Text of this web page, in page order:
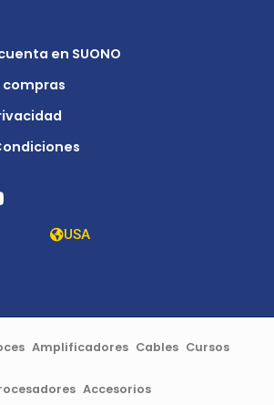
en SUONO
compras
USA
Amplificadores Cables Cursos
Accesorios